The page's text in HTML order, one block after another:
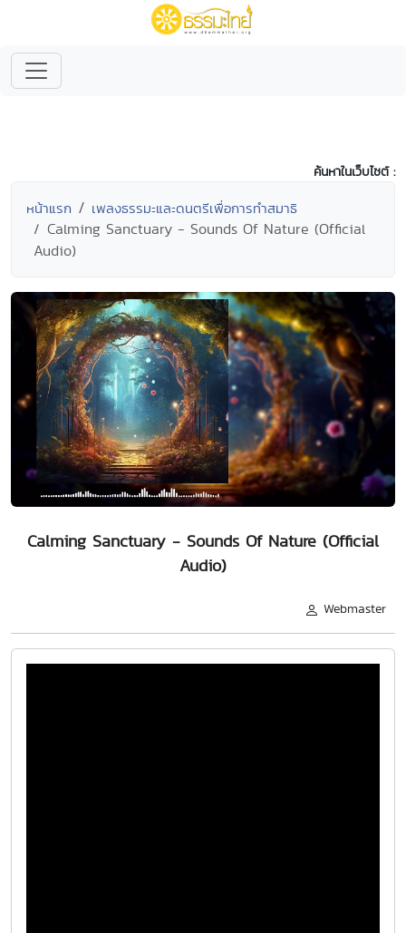
ค้นหาในเว็บไซต์ :
หน้าแรก เพลงธรรมะและดนตรีเพื่อการทำสมาธิ
Calming Sanctuary - Sounds Of Nature (Official
Audio)
Calming Sanctuary - Sounds Of Nature (Official
Audio)
Webmaster